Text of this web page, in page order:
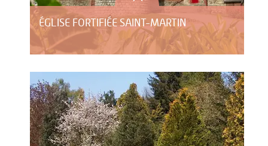
ÉGLISE FORTIFIÉE SAINT-MARTIN